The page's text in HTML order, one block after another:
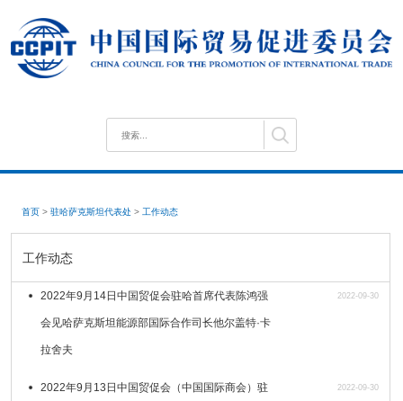
首页 > 驻哈萨克斯坦代表处 > 工作动态
工作动态
2022年9月14日中国贸促会驻哈首席代表陈鸿强
会见哈萨克斯坦能源部国际合作司长他尔盖特·卡
拉舍夫
2022-09-30
2022年9月13日中国贸促会（中国国际商会）驻 2022-09-30